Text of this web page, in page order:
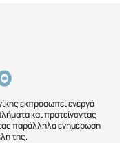
εκπροσωπεί ενεργά
και προτείνοντας
παράλληλα ενημέρωση
της.